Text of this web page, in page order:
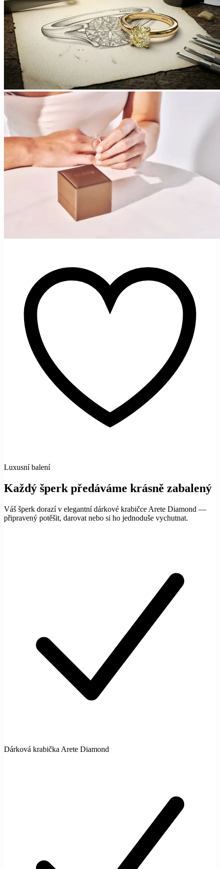
Luxusní balení
Každý šperk předáváme krásně zabalený
Váš šperk dorazí v elegantní dárkové krabičce Arete Diamond —
připravený potěšit, darovat nebo si ho jednoduše vychutnat.
Dárková krabička Arete Diamond